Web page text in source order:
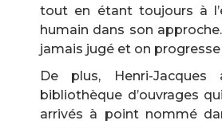
tout en étant toujours à
humain dans son
jamais jugé et on progresse
De plus, Henri-
bibliothèque d’ouvrages
arrivés à point nommé